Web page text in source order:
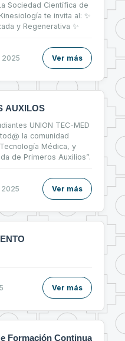
Sociedad Científica de
te invita al: ✨
y Regenerativa ✨
Ver más
AUXILOS
UNION TEC-MED
la comunidad
Médica, y
de Primeros Auxilios”.
Ver más
Ver más
Formación Continua